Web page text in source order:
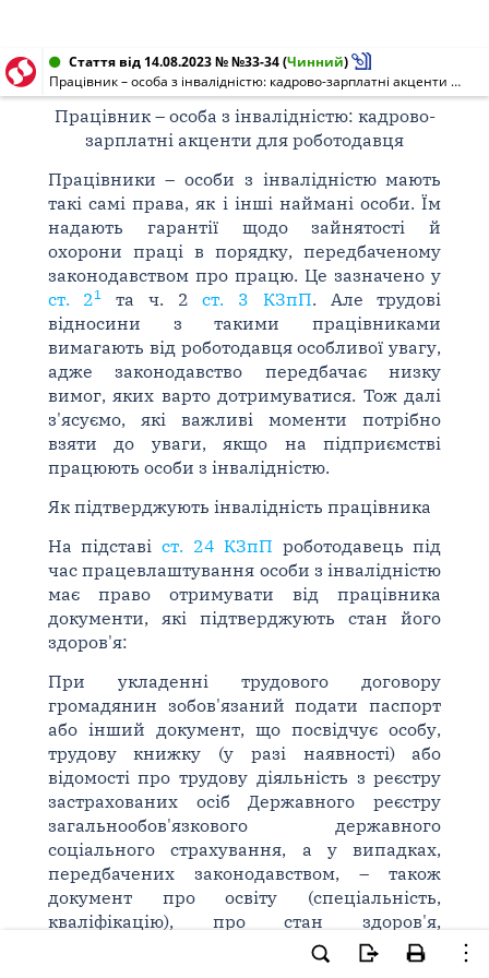
Стаття від 14.08.2023 № №33-34(Чинний)
Працівник – особа з інвалідністю: кадрово-зарплатні акценти для роботодавця
Працівник – особа з інвалідністю: кадрово-
зарплатні акценти для роботодавця
Працівники – особи з інвалідністю мають
такі самі права, як і інші наймані особи. Їм
надають гарантії щодо зайнятості й
охорони праці в порядку, передбаченому
законодавством про працю. Це зазначено у
ст. 21 та ч. 2ст. 3 КЗпП. Але трудові
відносини з такими працівниками
вимагають від роботодавця особливої увагу,
адже законодавство передбачає низку
вимог, яких варто дотримуватися. Тож далі
з'ясуємо, які важливі моменти потрібно
взяти до уваги, якщо на підприємстві
працюють особи з інвалідністю.
Як підтверджують інвалідність працівника
На підставі ст. 24 КЗпП роботодавець під
час працевлаштування особи з інвалідністю
має право отримувати від працівника
документи, які підтверджують стан його
здоров'я:
При укладенні трудового договору
громадянин зобов'язаний подати паспорт
або інший документ, що посвідчує особу,
трудову книжку (у разі наявності) або
відомості про трудову діяльність з реєстру
застрахованих осіб Державного реєстру
загальнообов'язкового державного
соціального страхування, а у випадках,
передбачених законодавством, – також
документ про освіту (спеціальність,
кваліфікацію), про стан здоров'я,
відповідний військово-обліковий документ